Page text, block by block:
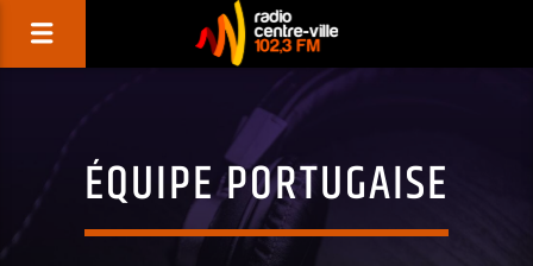
ÉQUIPE PORTUGAISE